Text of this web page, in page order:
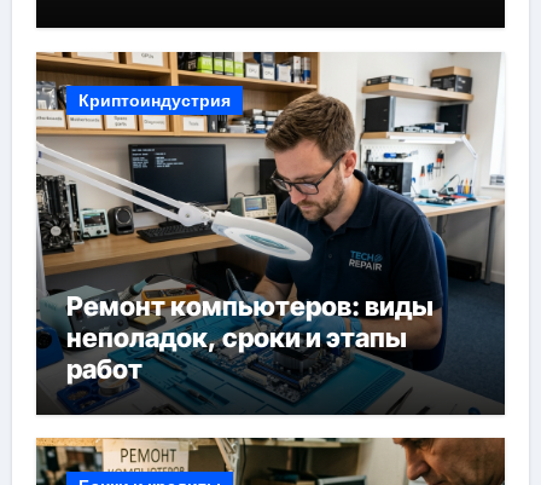
Криптоиндустрия
Ремонт компьютеров: виды
неполадок, сроки и этапы
работ